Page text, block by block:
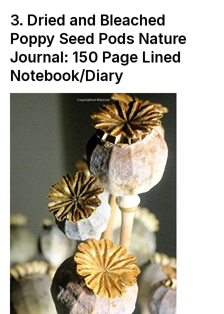
3. Dried and Bleached
Poppy Seed Pods Nature
Journal: 150 Page Lined
Notebook/Diary